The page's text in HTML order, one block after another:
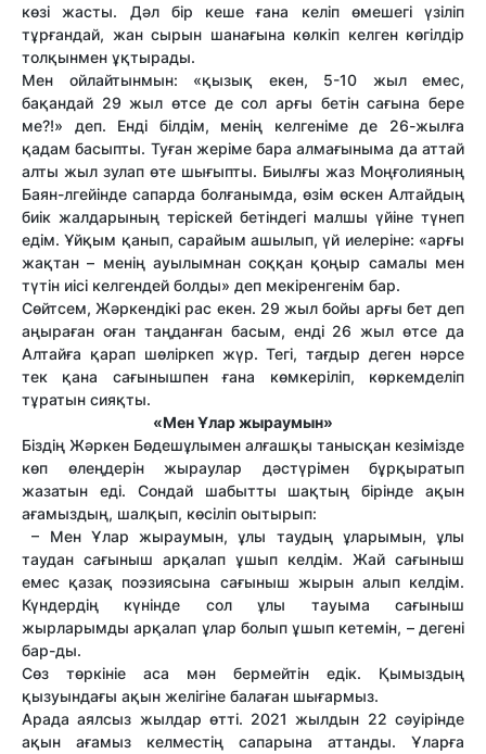
көзі жасты. Дәл бір кеше ғана келіп өмешегі үзіліп
тұрғандай, жан сырын шанағына көлкіп келген көгілдір
толқынмен ұқтырады.
Мен ойлайтынмын: «қызық екен, 5-10 жыл емес,
бақандай 29 жыл өтсе де сол арғы бетін сағына бере
ме?!» деп. Енді білдім, менің келгеніме де 26-жылға
қадам басыпты. Туған жеріме бара алмағыныма да аттай
алты жыл зулап өте шығыпты. Биылғы жаз Моңғолияның
Баян-лгейінде сапарда болғанымда, өзім өскен Алтайдың
биік жалдарының теріскей бетіндегі малшы үйіне түнеп
едім. Ұйқым қанып, сарайым ашылып, үй иелеріне: «арғы
жақтан – менің ауылымнан соққан қоңыр самалы мен
түтін иісі келгендей болды» деп мекіренгенім бар.
Сөйтсем, Жәркендікі рас екен. 29 жыл бойы арғы бет деп
аңыраған оған таңданған басым, енді 26 жыл өтсе да
Алтайға қарап шөліркеп жүр. Тегі, тағдыр деген нәрсе
тек қана сағынышпен ғана көмкеріліп, көркемделіп
тұратын сияқты.
«Мен Ұлар жыраумын»
Біздің Жәркен Бөдешұлымен алғашқы танысқан кезімізде
көп өлеңдерін жыраулар дәстүрімен бұрқыратып
жазатын еді. Сондай шабытты шақтың бірінде ақын
ағамыздың, шалқып, көсіліп оытырып:
– Мен Ұлар жыраумын, ұлы таудың ұларымын, ұлы
таудан сағыныш арқалап ұшып келдім. Жай сағыныш
емес қазақ поэзиясына сағыныш жырын алып келдім.
Күндердің күнінде сол ұлы тауыма сағыныш
жырларымды арқалап ұлар болып ұшып кетемін, – дегені
бар-ды.
Сөз төркініе аса мән бермейтін едік. Қымыздың
қызуындағы ақын желігіне балаған шығармыз.
Арада аялсыз жылдар өтті. 2021 жылдын 22 cәуірінде
ақын ағамыз келместің сапарына аттанды. Ұларға